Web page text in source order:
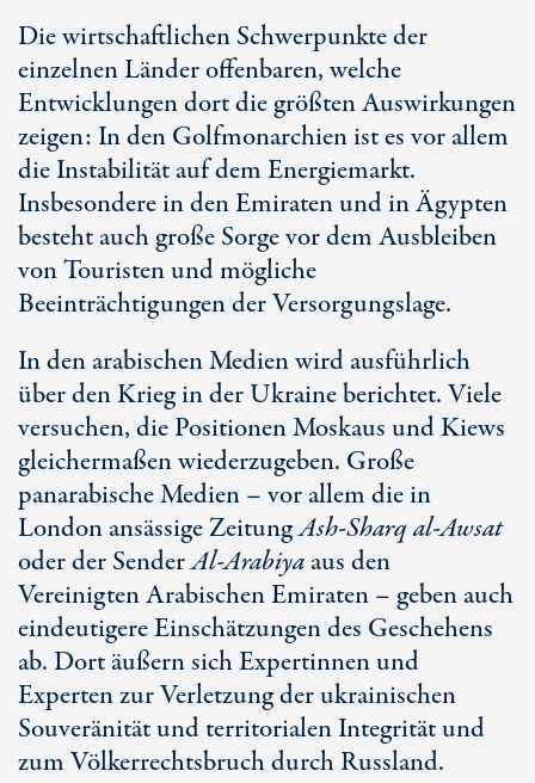
Die wirtschaftlichen Schwerpunkte der
einzelnen Länder offenbaren, welche
Entwicklungen dort die größten Auswirkungen
zeigen: In den Golfmonarchien ist es vor allem
die Instabilität auf dem Energiemarkt.
Insbesondere in den Emiraten und in Ägypten
besteht auch große Sorge vor dem Ausbleiben
von Touristen und mögliche
Beeinträchtigungen der Versorgungslage.
In den arabischen Medien wird ausführlich
über den Krieg in der Ukraine berichtet. Viele
versuchen, die Positionen Moskaus und Kiews
gleichermaßen wiederzugeben. Große
panarabische Medien – vor allem die in
London ansässige ZeitungAsh-Sharq al-Awsat
oder der SenderAl-Arabiyaaus den
Vereinigten Arabischen Emiraten – geben auch
eindeutigere Einschätzungen des Geschehens
ab. Dort äußern sich Expertinnen und
Experten zur Verletzung der ukrainischen
Souveränität und territorialen Integrität und
zum Völkerrechtsbruch durch Russland.